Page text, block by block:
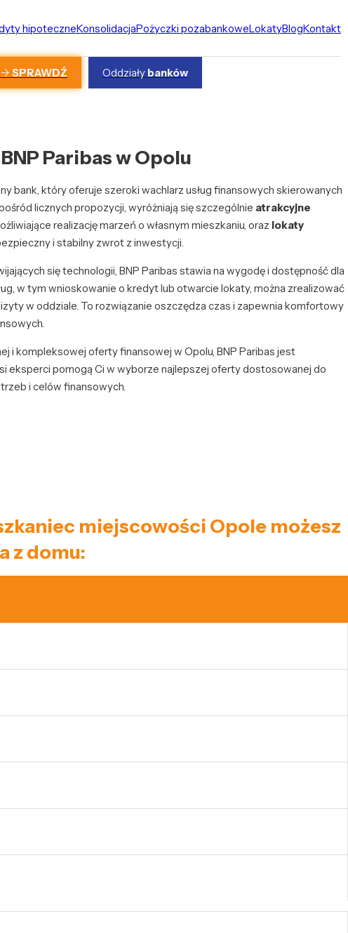
hipoteczneKonsolidacjaPożyczki pozabankoweLokatyBlogKontakt
->SPRAWDŹ Oddziały banków
Paribas w Opolu
bank, który oferuje szeroki wachlarz usług finansowych skierowanych
licznych propozycji, wyróżniają się szczególnie atrakcyjne
realizację marzeń o własnym mieszkaniu, oraz lokaty
i stabilny zwrot z inwestycji.
się technologii, BNP Paribas stawia na wygodę i dostępność dla
w tym wnioskowanie o kredyt lub otwarcie lokaty, można zrealizować
w oddziale. To rozwiązanie oszczędza czas i zapewnia komfortowy
i kompleksowej oferty finansowej w Opolu, BNP Paribas jest
eksperci pomogą Ci w wyborze najlepszej oferty dostosowanej do
i celów finansowych.
miejscowości Opole możesz
z domu: